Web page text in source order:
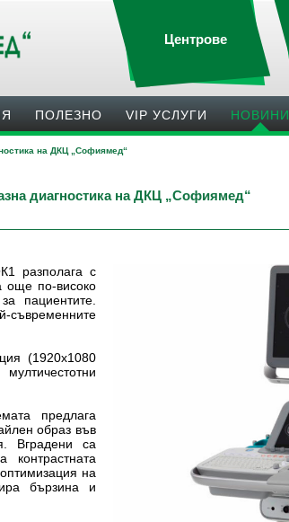
Центрове
ПОЛЕЗНO VIP УСЛУГИ НОВИНИ
на ДКЦ „Софиямед“
диагностика на ДКЦ „Софиямед“
разполага с
още по-високо
пациентите.
съвременните
(1920х1080
предлага
образ във
Вградени са
на
бързина и